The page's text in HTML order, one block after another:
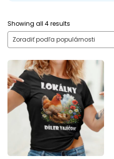
Showing all 4 results
by
popularity